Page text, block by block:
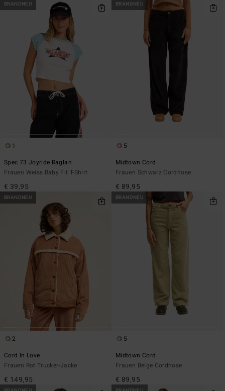
BRANDNEU
1
Spec 73 Joyride Raglan
Frauen Weiss Baby Fit T-Shirt
€ 39,95
BRANDNEU
5
Midtown Cord
Frauen Schwarz Cordhose
€ 89,95
BRANDNEU
2
Cord In Love
Frauen Rot Trucker-Jacke
€ 149,95
BRANDNEU
5
Midtown Cord
Frauen Beige Cordhose
€ 89,95